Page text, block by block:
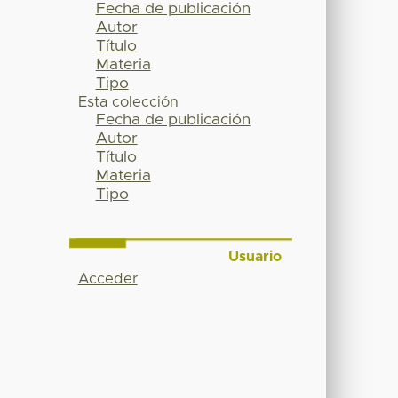
Fecha de publicación
Autor
Título
Materia
Tipo
Esta colección
Fecha de publicación
Autor
Título
Materia
Tipo
Usuario
Acceder